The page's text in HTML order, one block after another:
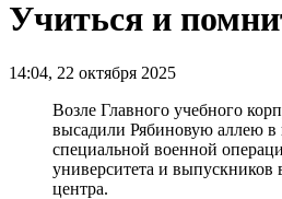
Учиться и
14:04, 22 октября 2025
Возле Главного учебного
высадили Рябиновую аллею в
специальной военной
университета и выпускников
центра.